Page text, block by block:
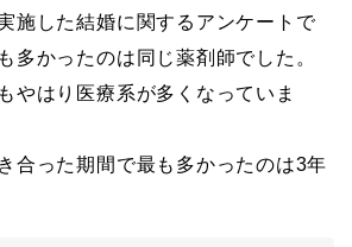
施した結婚に関するアンケートで
多かったのは同じ薬剤師でした。
やはり医療系が多くなっていま
合った期間で最も多かったのは3年